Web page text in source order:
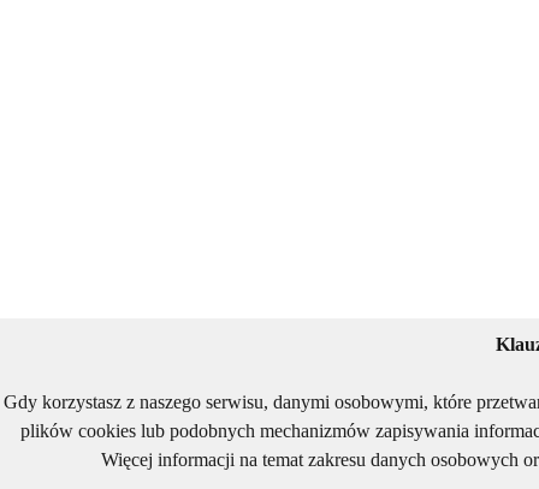
Gdy korzystasz z naszego serwisu, danymi osobowymi, które
plików cookies lub podobnych mechanizmów zapisywania
Więcej informacji na temat zakresu danych osobowych